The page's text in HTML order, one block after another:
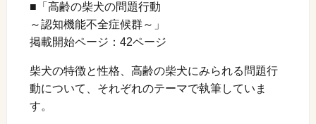
■「高齢の柴犬の問題行動
～認知機能不全症候群～」
掲載開始ページ：42ページ
柴犬の特徴と性格、高齢の柴犬にみられる問題行
動について、それぞれのテーマで執筆していま
す。